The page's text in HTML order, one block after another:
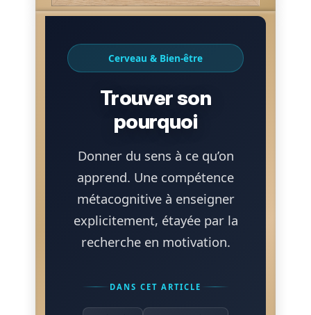
Cerveau & Bien-être
Trouver son
pourquoi
Donner du sens à ce qu’on
apprend. Une compétence
métacognitive à enseigner
explicitement, étayée par la
recherche en motivation.
DANS CET ARTICLE